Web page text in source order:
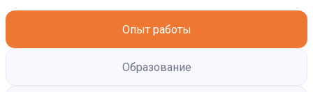
Опыт работы
Образование